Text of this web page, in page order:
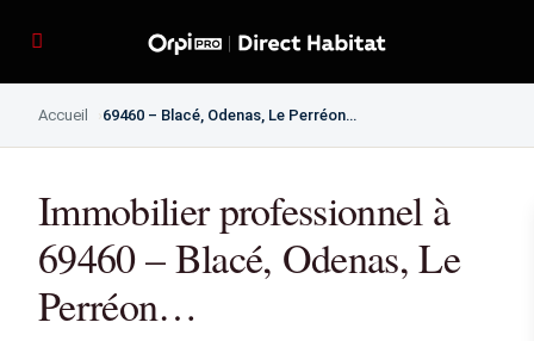
Accueil 69460 – Blacé, Odenas, Le Perréon…
Immobilier professionnel à
69460 – Blacé, Odenas, Le
Perréon…